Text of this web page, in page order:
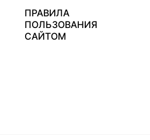
ПРАВИЛА
ПОЛЬЗОВАНИЯ
САЙТОМ